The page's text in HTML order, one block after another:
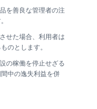
を善良な管理者の注
せた場合、利用者は
のとします。
の稼働を停止せざる
中の逸失利益を併